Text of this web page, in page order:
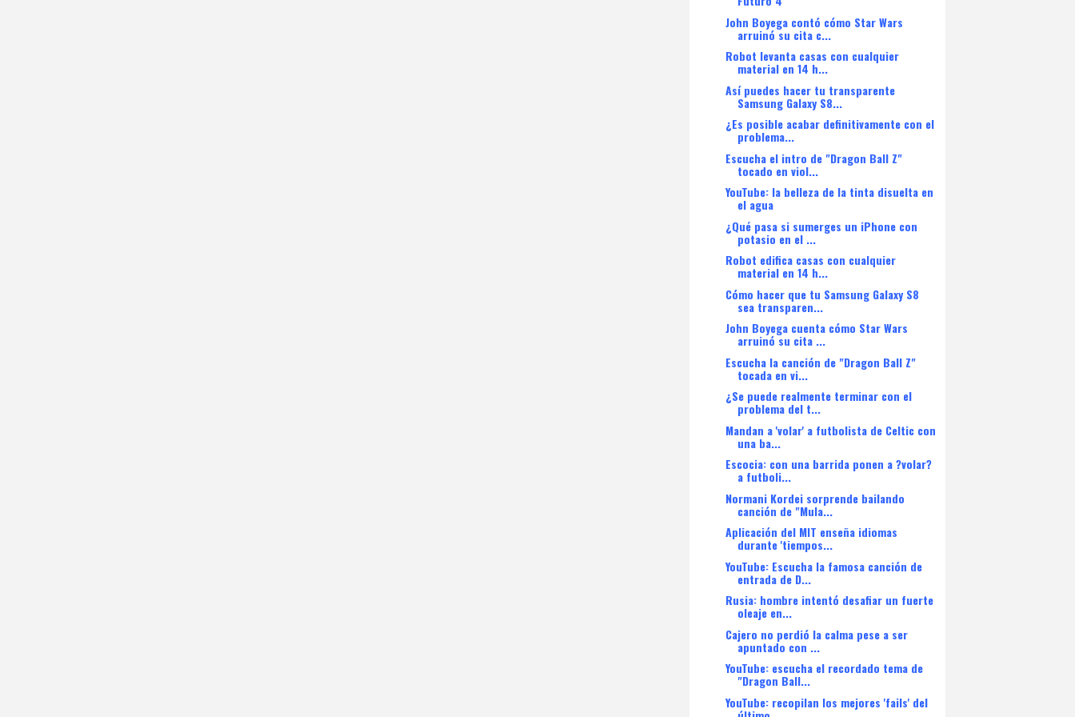
John Boyega contó cómo Star Wars
arruinó su cita c...
Robot levanta casas con cualquier
material en 14 h...
Así puedes hacer tu transparente
Samsung Galaxy S8...
¿Es posible acabar definitivamente con el
problema...
Escucha el intro de "Dragon Ball Z"
tocado en viol...
YouTube: la belleza de la tinta disuelta en
el agua
¿Qué pasa si sumerges un iPhone con
potasio en el ...
Robot edifica casas con cualquier
material en 14 h...
Cómo hacer que tu Samsung Galaxy S8
sea transparen...
John Boyega cuenta cómo Star Wars
arruinó su cita ...
Escucha la canción de "Dragon Ball Z"
tocada en vi...
¿Se puede realmente terminar con el
problema del t...
Mandan a 'volar' a futbolista de Celtic con
una ba...
Escocia: con una barrida ponen a ?volar?
a futboli...
Normani Kordei sorprende bailando
canción de "Mula...
Aplicación del MIT enseña idiomas
durante 'tiempos...
YouTube: Escucha la famosa canción de
entrada de D...
Rusia: hombre intentó desafiar un fuerte
oleaje en...
Cajero no perdió la calma pese a ser
apuntado con ...
YouTube: escucha el recordado tema de
"Dragon Ball...
YouTube: recopilan los mejores 'fails' del